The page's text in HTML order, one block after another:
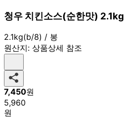
청우 치킨소스(순한맛) 2.1kg
2.1kg(b/8) / 봉
원산지: 상품상세 참조
7,450원
5,960
원